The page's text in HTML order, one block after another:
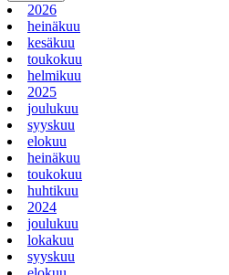
2026
heinäkuu
kesäkuu
toukokuu
helmikuu
2025
joulukuu
syyskuu
elokuu
heinäkuu
toukokuu
huhtikuu
2024
joulukuu
lokakuu
syyskuu